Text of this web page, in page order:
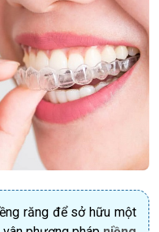
răng để sở hữu một